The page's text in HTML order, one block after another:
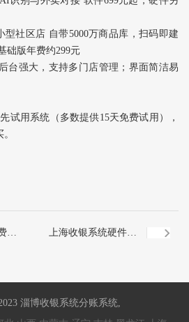
型社区店 自带5000万商品库，扫码即建
础版年费约299元
台强大，支持多门店管理；界面简洁易
试用系统（多数提供15天免费试用），
信 上海收银系统硬件如
淄博收银系统分账系统,